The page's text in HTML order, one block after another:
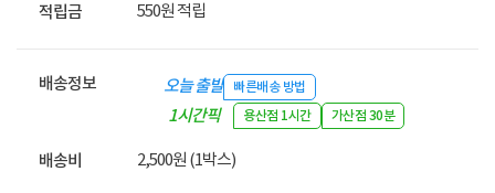
적립금 550원 적립
배송정보 오늘 출발 빠른배송 방법
1시간픽
용산점 1시간 가산점 30분
배송비 2,500원 (1박스)